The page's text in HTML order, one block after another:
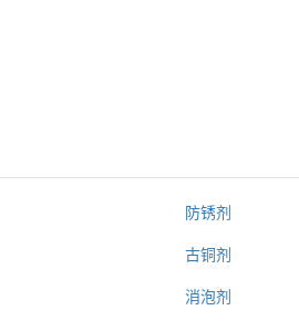
防锈剂
古铜剂
消泡剂